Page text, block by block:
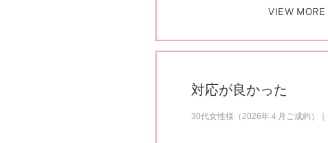
VIEW MORE
対応が良かった
30代女性様（2026年４月ご成約）